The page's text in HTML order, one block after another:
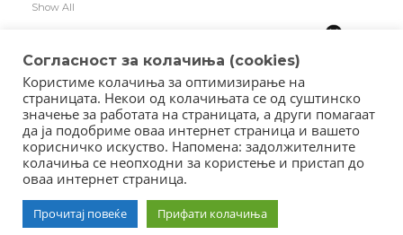
Show All
Copyright © 2018 - Member of IAB Macedonia
Member of Clip Media Group / 2017
Согласност за колачиња (cookies)
Користиме колачиња за оптимизирање на
страницата. Некои од колачињата се од суштинско
значење за работата на страницата, а други помагаат
да ја подобриме оваа интернет страница и вашето
корисничко искуство. Напомена: задолжителните
колачиња се неопходни за користење и пристап до
оваа интернет страница.
Прочитај повеќе Прифати колачиња